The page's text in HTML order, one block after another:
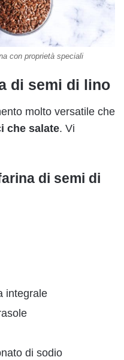
con proprietà speciali
di semi di lino
molto versatile che
che salate. Vi
di semi di
integrale
di sodio